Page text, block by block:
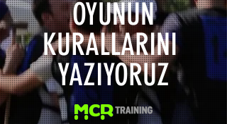
OYUNUN
KURALLARINI
YAZIYORUZ